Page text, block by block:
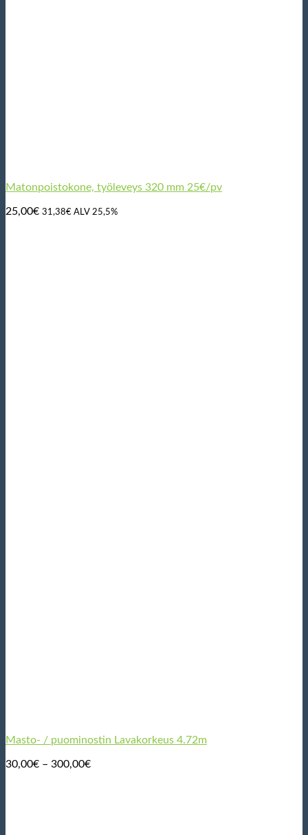
Matonpoistokone, työleveys 320 mm 25€/pv
25,00€ 31,38€ ALV 25,5%
Masto- / puominostin Lavakorkeus 4.72m
30,00€ – 300,00€Hintaluokka: